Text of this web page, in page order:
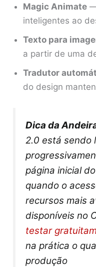
Magic Animate
inteligentes ao
Texto para
a partir de uma
Tradutor
do design
Dica da
2.0 está sendo
página inicial
quando o
recursos mais
disponíveis no
testar
na prática o
produção